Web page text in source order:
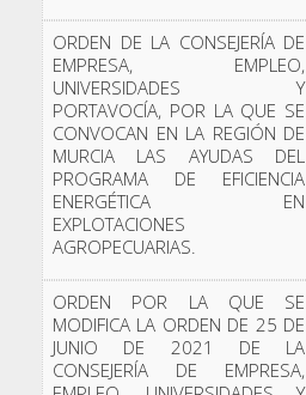
ORDEN DE LA CONSEJERÍA DE
EMPRESA, EMPLEO,
UNIVERSIDADES Y
PORTAVOCÍA, POR LA QUE SE
CONVOCAN EN LA REGIÓN DE
MURCIA LAS AYUDAS DEL
PROGRAMA DE EFICIENCIA
ENERGÉTICA EN
EXPLOTACIONES
AGROPECUARIAS.
ORDEN POR LA QUE SE
MODIFICA LA ORDEN DE 25 DE
JUNIO DE 2021 DE LA
CONSEJERÍA DE EMPRESA,